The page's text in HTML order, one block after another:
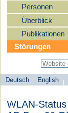
Personen
Überblick
Publikationen
Störungen
Sprachauswahl
Deutsch
English
Universität
WLAN-